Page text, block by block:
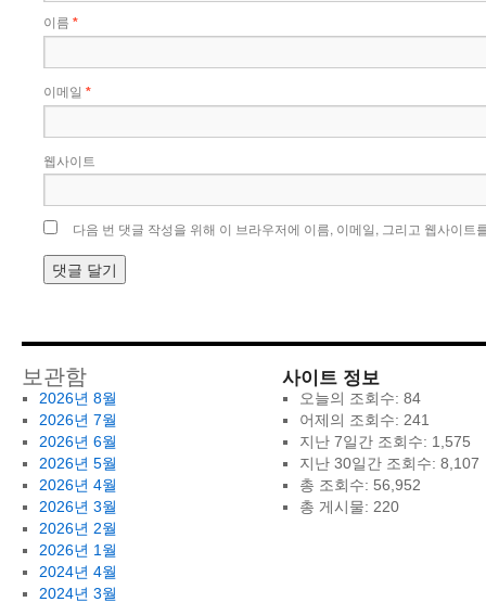
이름 *
이메일 *
웹사이트
다음 번 댓글 작성을 위해 이 브라우저에 이름, 이메일, 그리고 웹사이트
보관함
2026년 8월
2026년 7월
2026년 6월
2026년 5월
2026년 4월
2026년 3월
2026년 2월
2026년 1월
2024년 4월
2024년 3월
사이트 정보
오늘의 조회수: 84
어제의 조회수: 241
지난 7일간 조회수: 1,575
지난 30일간 조회수: 8,107
총 조회수: 56,952
총 게시물: 220